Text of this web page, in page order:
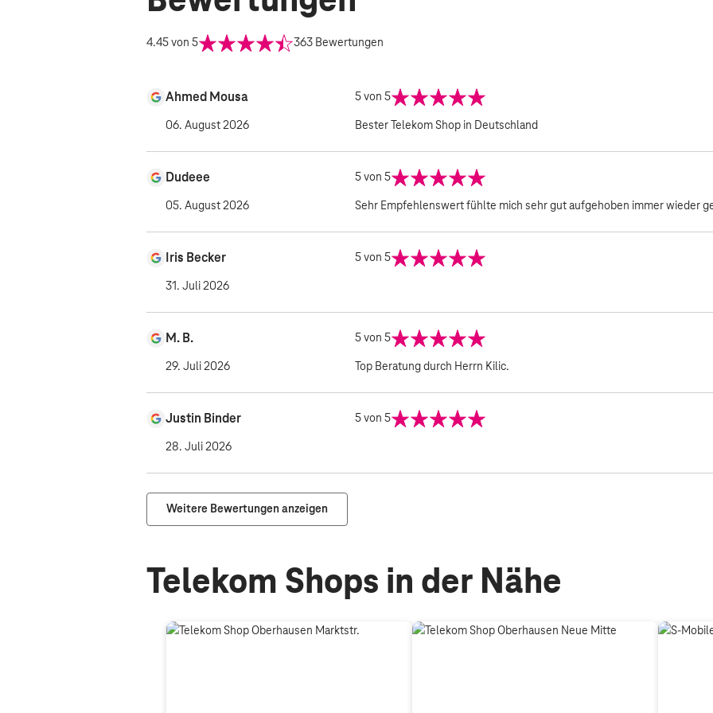
4.45von 5 363 Bewertungen
Ahmed Mousa
06. August 2026
5von 5
Bester Telekom Shop in Deutschland
Dudeee
05. August 2026
5von 5
Sehr Empfehlenswert fühlte mich sehr gut aufgehoben immer wieder
Iris Becker
31. Juli 2026
5von 5
M. B.
29. Juli 2026
5von 5
Top Beratung durch Herrn Kilic.
Justin Binder
28. Juli 2026
5von 5
Weitere Bewertungen anzeigen
Telekom Shops in der Nähe